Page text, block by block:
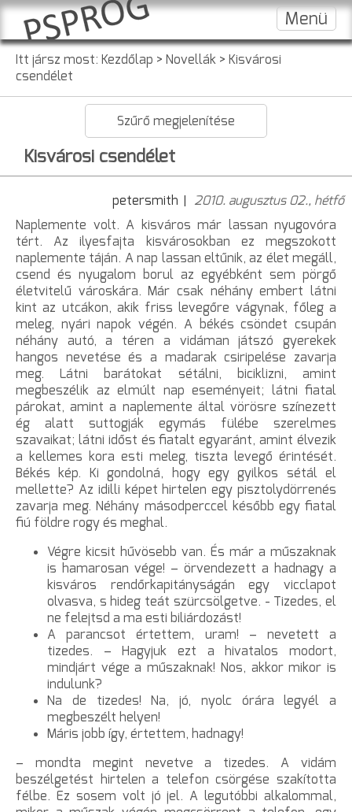
Menü
Itt jársz most: Kezdőlap > Novellák > Kisvárosi
csendélet
Szűrő megjelenítése
Kisvárosi csendélet
petersmith
2010. augusztus 02., hétfő
Naplemente volt. A kisváros már lassan nyugovóra
tért. Az ilyesfajta kisvárosokban ez megszokott
naplemente táján. A nap lassan eltűnik, az élet megáll,
csend és nyugalom borul az egyébként sem pörgő
életvitelű városkára. Már csak néhány embert látni
kint az utcákon, akik friss levegőre vágynak, főleg a
meleg, nyári napok végén. A békés csöndet csupán
néhány autó, a téren a vidáman játszó gyerekek
hangos nevetése és a madarak csiripelése zavarja
meg. Látni barátokat sétálni, biciklizni, amint
megbeszélik az elmúlt nap eseményeit; látni fiatal
párokat, amint a naplemente által vörösre színezett
ég alatt suttogják egymás fülébe szerelmes
szavaikat; látni időst és fiatalt egyaránt, amint élvezik
a kellemes kora esti meleg, tiszta levegő érintését.
Békés kép. Ki gondolná, hogy egy gyilkos sétál el
mellette? Az idilli képet hirtelen egy pisztolydörrenés
zavarja meg. Néhány másodperccel később egy fiatal
fiú földre rogy és meghal.
Végre kicsit hűvösebb van. És már a műszaknak
is hamarosan vége! – örvendezett a hadnagy a
kisváros rendőrkapitányságán egy vicclapot
olvasva, s hideg teát szürcsölgetve. - Tizedes, el
ne felejtsd a ma esti biliárdozást!
A parancsot értettem, uram! – nevetett a
tizedes. – Hagyjuk ezt a hivatalos modort,
mindjárt vége a műszaknak! Nos, akkor mikor is
indulunk?
Na de tizedes! Na, jó, nyolc órára legyél a
megbeszélt helyen!
Máris jobb így, értettem, hadnagy!
– mondta megint nevetve a tizedes. A vidám
beszélgetést hirtelen a telefon csörgése szakította
félbe. Ez sosem volt jó jel. A legutóbbi alkalommal,